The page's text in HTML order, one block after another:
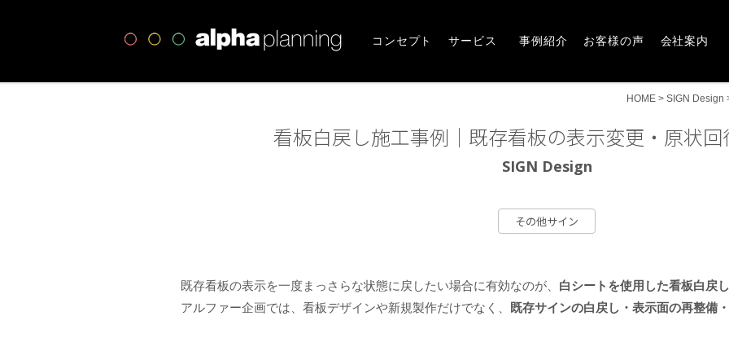
高崎市・前橋市の広告デザインならアルファー企画
コンセプト
サービス
事例紹介
お客様の声
会社案内
HOME > SIGN Design
看板白戻し施工事例｜既存看板の表示変更・原状
SIGN Design
その他サイン
既存看板の表示を一度まっさらな状態に戻したい場合に有効なのが、 白シートを使用した看板白戻
アルファー企画では、看板デザインや新規製作だけでなく、
既存サインの白戻し・表示面の再整備